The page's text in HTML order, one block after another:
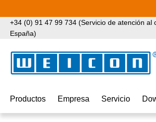
+34 (0) 91 47 99 734 (Servicio de atención al
España)
Productos Empresa Servicio